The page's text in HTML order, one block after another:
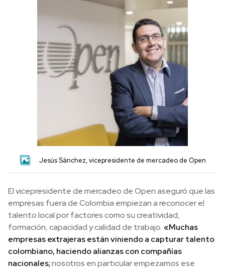
Jesús Sánchez, vicepresidente de mercadeo de Open
El vicepresidente de mercadeo de Open aseguró que las
empresas fuera de Colombia empiezan a reconocer el
talento local por factores como su creatividad,
formación, capacidad y calidad de trabajo.«Muchas
empresas extrajeras están viniendo a capturar talento
colombiano, haciendo alianzas con compañías
nacionales;nosotros en particular empezamos ese